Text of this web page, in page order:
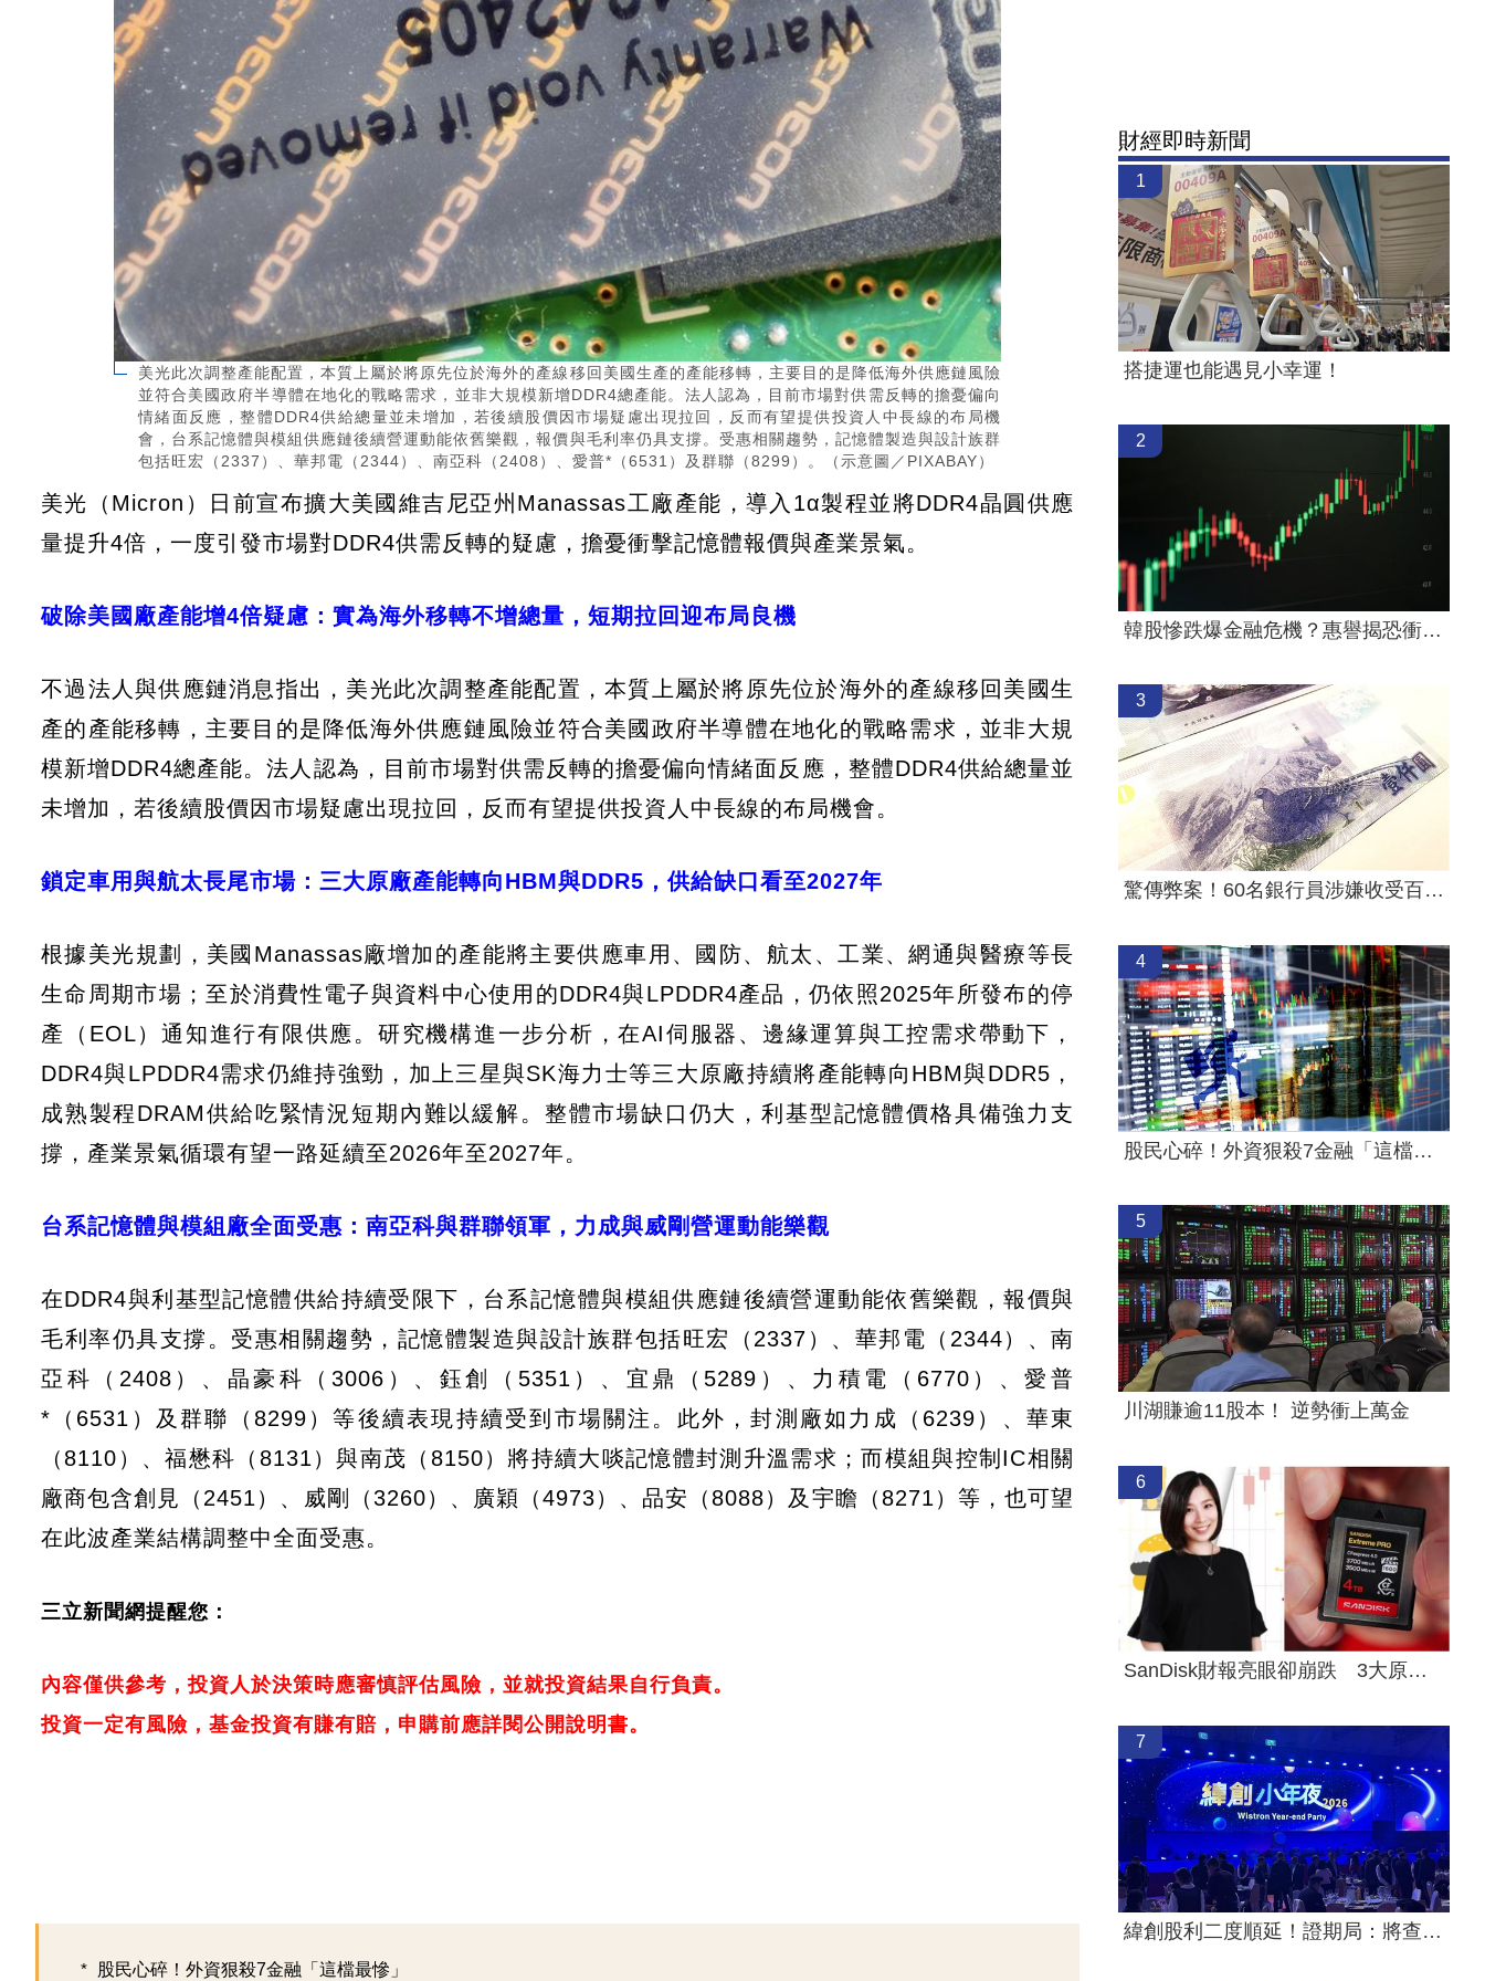
美光此次調整產能配置，本質上屬於將原先位於海外的產線移回美國生產的產能移轉，主要目的是降低海外供應鏈風險
並符合美國政府半導體在地化的戰略需求，並非大規模新增DDR4總產能。法人認為，目前市場對供需反轉的擔憂偏向
情緒面反應，整體DDR4供給總量並未增加，若後續股價因市場疑慮出現拉回，反而有望提供投資人中長線的布局機
會，台系記憶體與模組供應鏈後續營運動能依舊樂觀，報價與毛利率仍具支撐。受惠相關趨勢，記憶體製造與設計族群
包括旺宏（2337）、華邦電（2344）、南亞科（2408）、愛普*（6531）及群聯（8299）。（示意圖／PIXABAY）
美光（Micron）日前宣布擴大美國維吉尼亞州Manassas工廠產能，導入1α製程並將DDR4晶圓供應
量提升4倍，一度引發市場對DDR4供需反轉的疑慮，擔憂衝擊記憶體報價與產業景氣。
破除美國廠產能增4倍疑慮：實為海外移轉不增總量，短期拉回迎布局良機
不過法人與供應鏈消息指出，美光此次調整產能配置，本質上屬於將原先位於海外的產線移回美國生
產的產能移轉，主要目的是降低海外供應鏈風險並符合美國政府半導體在地化的戰略需求，並非大規
模新增DDR4總產能。法人認為，目前市場對供需反轉的擔憂偏向情緒面反應，整體DDR4供給總量並
未增加，若後續股價因市場疑慮出現拉回，反而有望提供投資人中長線的布局機會。
鎖定車用與航太長尾市場：三大原廠產能轉向HBM與DDR5，供給缺口看至2027年
根據美光規劃，美國Manassas廠增加的產能將主要供應車用、國防、航太、工業、網通與醫療等長
生命周期市場；至於消費性電子與資料中心使用的DDR4與LPDDR4產品，仍依照2025年所發布的停
產（EOL）通知進行有限供應。研究機構進一步分析，在AI伺服器、邊緣運算與工控需求帶動下，
DDR4與LPDDR4需求仍維持強勁，加上三星與SK海力士等三大原廠持續將產能轉向HBM與DDR5，
成熟製程DRAM供給吃緊情況短期內難以緩解。整體市場缺口仍大，利基型記憶體價格具備強力支
撐，產業景氣循環有望一路延續至2026年至2027年。
台系記憶體與模組廠全面受惠：南亞科與群聯領軍，力成與威剛營運動能樂觀
在DDR4與利基型記憶體供給持續受限下，台系記憶體與模組供應鏈後續營運動能依舊樂觀，報價與
毛利率仍具支撐。受惠相關趨勢，記憶體製造與設計族群包括旺宏（2337）、華邦電（2344）、南
亞科（2408）、晶豪科（3006）、鈺創（5351）、宜鼎（5289）、力積電（6770）、愛普
*（6531）及群聯（8299）等後續表現持續受到市場關注。此外，封測廠如力成（6239）、華東
（8110）、福懋科（8131）與南茂（8150）將持續大啖記憶體封測升溫需求；而模組與控制IC相關
廠商包含創見（2451）、威剛（3260）、廣穎（4973）、品安（8088）及宇瞻（8271）等，也可望
在此波產業結構調整中全面受惠。
三立新聞網提醒您：
內容僅供參考，投資人於決策時應審慎評估風險，並就投資結果自行負責。
投資一定有風險，基金投資有賺有賠，申購前應詳閱公開說明書。
股民心碎！外資狠殺7金融「這檔最慘」
財經即時新聞
1
搭捷運也能遇見小幸運！
2
韓股慘跌爆金融危機？惠譽揭恐衝擊2產業
3
驚傳弊案！60名銀行員涉嫌收受百萬回扣
4
股民心碎！外資狠殺7金融「這檔最慘」
5
川湖賺逾11股本！ 逆勢衝上萬金
6
SanDisk財報亮眼卻崩跌 3大原因一次看懂
7
緯創股利二度順延！證期局：將查疏失